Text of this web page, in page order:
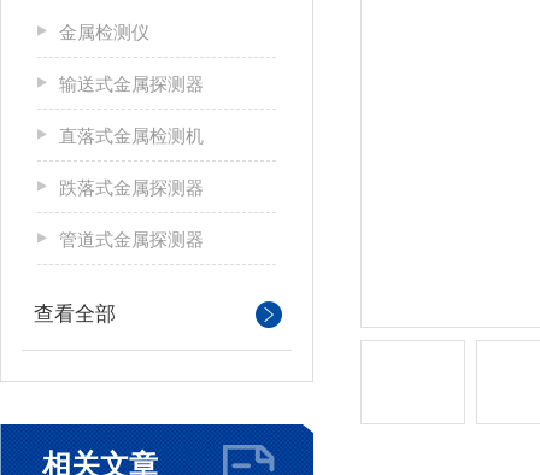
金属检测仪
输送式金属探测器
直落式金属检测机
跌落式金属探测器
管道式金属探测器
查看全部
相关文章